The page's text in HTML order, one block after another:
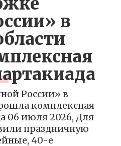
в
России» в
комплексная
06 июля 2026, Для
праздничную
40-е